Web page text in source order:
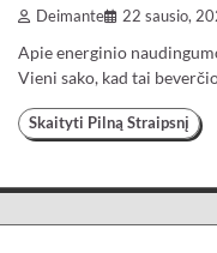
Deimante 22 sausio,
Apie energinio
Vieni sako, kad tai
Skaityti Pilną Straipsnį